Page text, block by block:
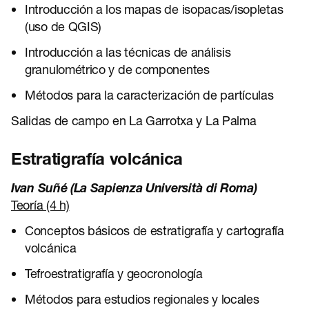
Introducción a los mapas de isopacas/isopletas
(uso de QGIS)
Introducción a las técnicas de análisis
granulométrico y de componentes
Métodos para la caracterización de partículas
Salidas de campo en La Garrotxa y La Palma
Estratigrafía volcánica
Ivan Suñé (La Sapienza Università di Roma)
Teoría (4 h)
Conceptos básicos de estratigrafía y cartografía
volcánica
Tefroestratigrafía y geocronología
Métodos para estudios regionales y locales